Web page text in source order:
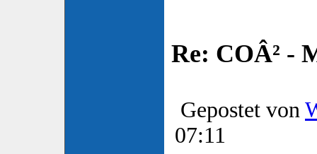
Re: COÂ² -
Gepostet von
07:11